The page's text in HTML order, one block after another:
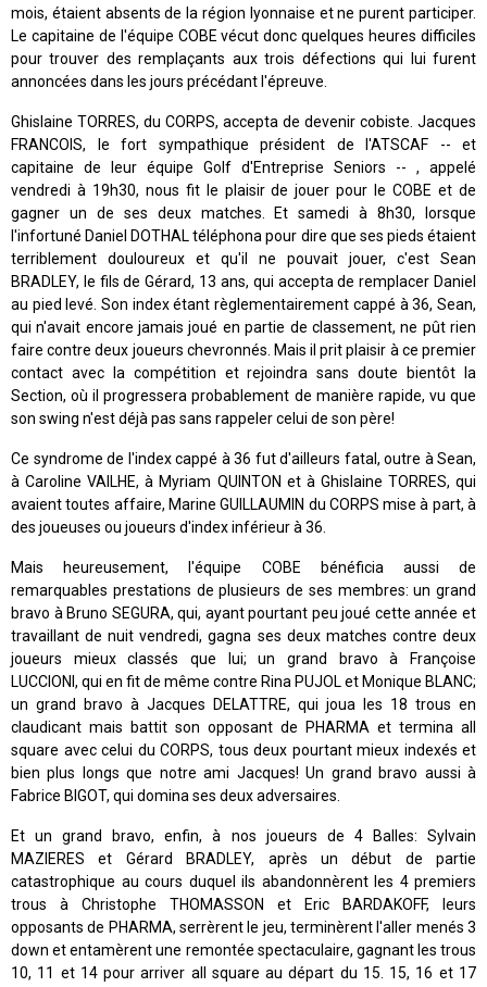
mois, étaient absents de la région lyonnaise et ne purent participer.
Le capitaine de l'équipe COBE vécut donc quelques heures difficiles
pour trouver des remplaçants aux trois défections qui lui furent
annoncées dans les jours précédant l'épreuve.
Ghislaine TORRES, du CORPS, accepta de devenir cobiste. Jacques
FRANCOIS, le fort sympathique président de l'ATSCAF -- et
capitaine de leur équipe Golf d'Entreprise Seniors -- , appelé
vendredi à 19h30, nous fit le plaisir de jouer pour le COBE et de
gagner un de ses deux matches. Et samedi à 8h30, lorsque
l'infortuné Daniel DOTHAL téléphona pour dire que ses pieds étaient
terriblement douloureux et qu'il ne pouvait jouer, c'est Sean
BRADLEY, le fils de Gérard, 13 ans, qui accepta de remplacer Daniel
au pied levé. Son index étant règlementairement cappé à 36, Sean,
qui n'avait encore jamais joué en partie de classement, ne pût rien
faire contre deux joueurs chevronnés. Mais il prit plaisir à ce premier
contact avec la compétition et rejoindra sans doute bientôt la
Section, où il progressera probablement de manière rapide, vu que
son swing n'est déjà pas sans rappeler celui de son père!
Ce syndrome de l'index cappé à 36 fut d'ailleurs fatal, outre à Sean,
à Caroline VAILHE, à Myriam QUINTON et à Ghislaine TORRES, qui
avaient toutes affaire, Marine GUILLAUMIN du CORPS mise à part, à
des joueuses ou joueurs d'index inférieur à 36.
Mais heureusement, l'équipe COBE bénéficia aussi de
remarquables prestations de plusieurs de ses membres: un grand
bravo à Bruno SEGURA, qui, ayant pourtant peu joué cette année et
travaillant de nuit vendredi, gagna ses deux matches contre deux
joueurs mieux classés que lui; un grand bravo à Françoise
LUCCIONI, qui en fit de même contre Rina PUJOL et Monique BLANC;
un grand bravo à Jacques DELATTRE, qui joua les 18 trous en
claudicant mais battit son opposant de PHARMA et termina all
square avec celui du CORPS, tous deux pourtant mieux indexés et
bien plus longs que notre ami Jacques! Un grand bravo aussi à
Fabrice BIGOT, qui domina ses deux adversaires.
Et un grand bravo, enfin, à nos joueurs de 4 Balles: Sylvain
MAZIERES et Gérard BRADLEY, après un début de partie
catastrophique au cours duquel ils abandonnèrent les 4 premiers
trous à Christophe THOMASSON et Eric BARDAKOFF, leurs
opposants de PHARMA, serrèrent le jeu, terminèrent l'aller menés 3
down et entamèrent une remontée spectaculaire, gagnant les trous
10, 11 et 14 pour arriver all square au départ du 15. 15, 16 et 17